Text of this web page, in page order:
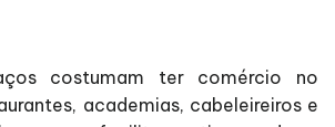
costumam ter comércio no
academias, cabeleireiros e